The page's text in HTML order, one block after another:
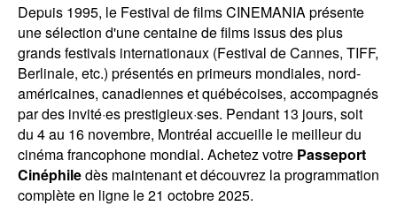
Depuis 1995, le Festival de films CINEMANIA présente
une sélection d'une centaine de films issus des plus
grands festivals internationaux (Festival de Cannes, TIFF,
Berlinale, etc.) présentés en primeurs mondiales, nord-
américaines, canadiennes et québécoises, accompagnés
par des invité·es prestigieux·ses. Pendant 13 jours, soit
du 4 au 16 novembre, Montréal accueille le meilleur du
cinéma francophone mondial. Achetez votre Passeport
Cinéphiledès maintenant et découvrez la programmation
complète en ligne le 21 octobre 2025.